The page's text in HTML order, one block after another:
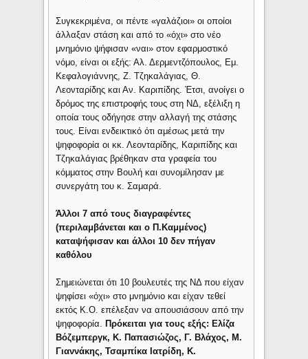
Συγκεκριμένα, οι πέντε «γαλάζιοι» οι οποίοι
άλλαξαν στάση και από το «όχι» στο νέο
μνημόνιο ψήφισαν «ναι» στον εφαρμοστικό
νόμο, είναι οι εξής: Αλ. Δερμεντζόπουλος, Εμ.
Κεφαλογιάννης, Ζ. Τζηκαλάγιας, Θ.
Λεονταρίδης και Αν. Καριπίδης. Έτσι, ανοίγει ο
δρόμος της επιστροφής τους στη ΝΔ, εξέλιξη η
οποία τους οδήγησε στην αλλαγή της στάσης
τους. Είναι ενδεικτικό ότι αμέσως μετά την
ψηφοφορία οι κκ. Λεονταρίδης, Καριπίδης και
Τζηκαλάγιας βρέθηκαν στα γραφεία του
κόμματος στην Βουλή και συνομίλησαν με
συνεργάτη του κ. Σαμαρά.
Άλλοι 7 από τους διαγραφέντες
(περιλαμβάνεται και ο Π.Καμμένος)
καταψήφισαν και άλλοι 10 δεν πήγαν
καθόλου
Σημειώνεται ότι 10 βουλευτές της ΝΔ που είχαν
ψηφίσει «όχι» στο μνημόνιο και είχαν τεθεί
εκτός Κ.Ο. επέλεξαν να απουσιάσουν από την
ψηφοφορία. Πρόκειται για τους εξής: Ελίζα
Βόζεμπεργκ, Κ. Παπασιώζος, Γ. Βλάχος, Μ.
Γιαννάκης, Τσαμπίκα Ιατρίδη, Κ.